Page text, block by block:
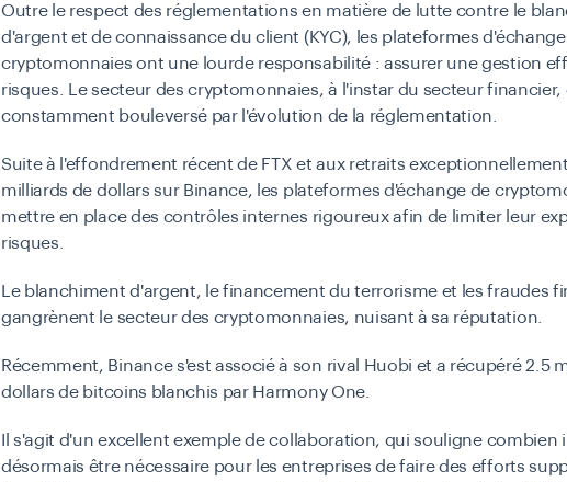
Outre le respect des réglementations en matière de lutte contre le
d'argent et de connaissance du client (KYC), les plateformes
cryptomonnaies ont une lourde responsabilité : assurer une gestion
risques. Le secteur des cryptomonnaies, à l'instar du secteur financier,
constamment bouleversé par l'évolution de la réglementation.
Suite à l'effondrement récent de FTX et aux retraits exceptionnellement
milliards de dollars sur Binance, les plateformes d'échange de
mettre en place des contrôles internes rigoureux afin de limiter leur
risques.
Le blanchiment d'argent, le financement du terrorisme et les fraudes
gangrènent le secteur des cryptomonnaies, nuisant à sa réputation.
Récemment, Binance s'est associé à son rival Huobi et a récupéré 2.5
dollars de bitcoins blanchis par Harmony One.
Il s'agit d'un excellent exemple de collaboration, qui souligne combien
désormais être nécessaire pour les entreprises de faire des efforts